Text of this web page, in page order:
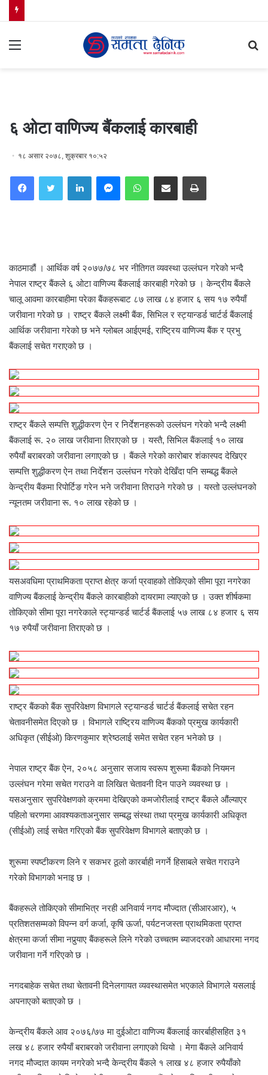
६ ओटा वाणिज्य बैंकलाई कारबाही
१८ असार २०७८, शुक्रबार १०:५२
काठमाडौं । आर्थिक वर्ष २०७७/७८ भर नीतिगत व्यवस्था उल्लंघन गरेको भन्दै
नेपाल राष्ट्र बैंकले ६ ओटा वाणिज्य बैंकलाई कारबाही गरेको छ । केन्द्रीय बैंकले
चालू आवमा कारबाहीमा परेका बैंकहरूबाट ८७ लाख ८४ हजार ६ सय १७ रुपैयाँ
जरीवाना गरेको छ । राष्ट्र बैंकले लक्ष्मी बैंक, सिभिल र स्ट्यान्डर्ड चार्टर्ड बैंकलाई
आर्थिक जरीवाना गरेको छ भने ग्लोबल आईएमई, राष्ट्रिय वाणिज्य बैंक र प्रभु
बैंकलाई सचेत गराएको छ ।
राष्ट्र बैंकले सम्पत्ति शुद्धीकरण ऐन र निर्देशनहरूको उल्लंघन गरेको भन्दै लक्ष्मी
बैंकलाई रू. २० लाख जरीवाना तिराएको छ । यस्तै, सिभिल बैंकलाई १० लाख
रुपैयाँ बराबरको जरीवाना लगाएको छ । बैंकले गरेको कारोबार शंकास्पद देखिएर
सम्पत्ति शुद्धीकरण ऐन तथा निर्देशन उल्लंघन गरेको देखिँदा पनि सम्बद्ध बैंकले
केन्द्रीय बैंकमा रिपोर्टिङ गरेन भने जरीवाना तिराउने गरेको छ । यस्तो उल्लंघनको
न्यूनतम जरीवाना रू. १० लाख रहेको छ ।
यसअवधिमा प्राथमिकता प्राप्त क्षेत्र कर्जा प्रवाहको तोकिएको सीमा पूरा नगरेका
वाणिज्य बैंकलाई केन्द्रीय बैंकले कारबाहीको दायरामा ल्याएको छ । उक्त शीर्षकमा
तोकिएको सीमा पूरा नगरेकाले स्ट्यान्डर्ड चार्टर्ड बैंकलाई ५७ लाख ८४ हजार ६ सय
१७ रुपैयाँ जरीवाना तिराएको छ ।
राष्ट्र बैंकको बैंक सुपरिवेक्षण विभागले स्ट्यान्डर्ड चार्टर्ड बैंकलाई सचेत रहन
चेतावनीसमेत दिएको छ । विभागले राष्ट्रिय वाणिज्य बैंकको प्रमुख कार्यकारी
अधिकृत (सीईओ) किरणकुमार श्रेष्ठलाई समेत सचेत रहन भनेको छ ।
नेपाल राष्ट्र बैंक ऐन, २०५८ अनुसार सजाय स्वरूप शुरूमा बैंकको नियमन
उल्लंघन गरेमा सचेत गराउने वा लिखित चेतावनी दिन पाउने व्यवस्था छ ।
यसअनुसार सुपरिवेक्षणको क्रममा देखिएको कमजोरीलाई राष्ट्र बैंकले औंल्याएर
पहिलो चरणमा आवश्यकताअनुसार सम्बद्ध संस्था तथा प्रमुख कार्यकारी अधिकृत
(सीईओ) लाई सचेत गरिएको बैंक सुपरिवेक्षण विभागले बताएको छ ।
शुरूमा स्पष्टीकरण लिने र सकभर ठूलो कारर्बाही नगर्ने हिसाबले सचेत गराउने
गरेको विभागको भनाइ छ ।
बैंकहरूले तोकिएको सीमाभित्र नरही अनिवार्य नगद मौज्दात (सीआरआर), ५
प्रतिशतसम्मको विपन्न वर्ग कर्जा, कृषि ऊर्जा, पर्यटनजस्ता प्राथमिकता प्राप्त
क्षेत्रमा कर्जा सीमा नपुर्‍याए बैंकहरूले लिने गरेको उच्चतम ब्याजदरको आधारमा नगद
जरीवाना गर्ने गरिएको छ ।
नगदबाहेक सचेत तथा चेतावनी दिनेलगायत व्यवस्थासमेत भएकाले विभागले यसलाई
अपनाएको बताएको छ ।
केन्द्रीय बैंकले आव २०७६/७७ मा दुईओटा वाणिज्य बैंकलाई कारर्बाहीसहित ३१
लख ४८ हजार रुपैयाँ बराबरको जरीवाना लगाएको थियो । मेगा बैंकले अनिवार्य
नगद मौज्दात कायम नगरेको भन्दै केन्द्रीय बैंकले १ लाख ४८ हजार रुपैयाँको